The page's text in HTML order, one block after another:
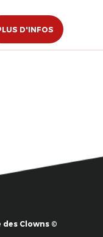
D'INFOS
des Clowns ©